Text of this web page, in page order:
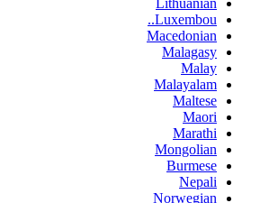
Lithuanian
Luxembou..
Macedonian
Malagasy
Malay
Malayalam
Maltese
Maori
Marathi
Mongolian
Burmese
Nepali
Norwegian